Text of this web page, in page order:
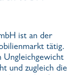
ist an der
tätig.
Ungleichgewicht
und zugleich die